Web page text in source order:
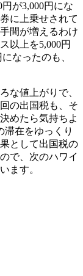
が3,000円にな
に上乗せされて
間が増えるわけ
以上を5,000円
なったのも、
な値上がりで、
の出国税も、そ
めたら気持ちよ
滞在をゆっくり
として出国税の
で、次のハワイ
ます。